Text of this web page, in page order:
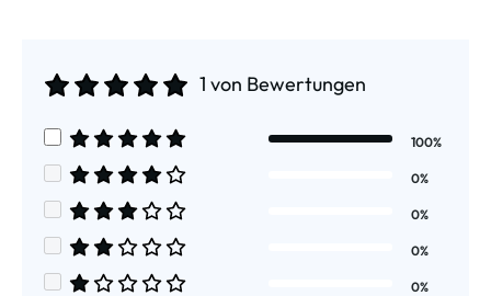
1 von Bewertungen
Durchschnittliche Bewertung von 5 von 5 Sternen
100%
Durchschnittliche Bewertung von 4 von 5 Sternen
0%
Durchschnittliche Bewertung von 3 von 5 Sternen
0%
Durchschnittliche Bewertung von 2 von 5 Sternen
0%
0%